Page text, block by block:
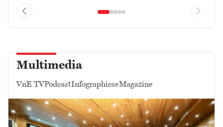
Multimedia
VnE TVPodcastInfographicseMagazine